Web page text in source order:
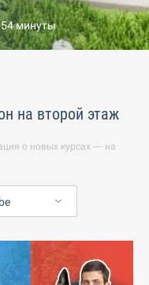
54 минуты
на второй этаж
о новых курсах — на